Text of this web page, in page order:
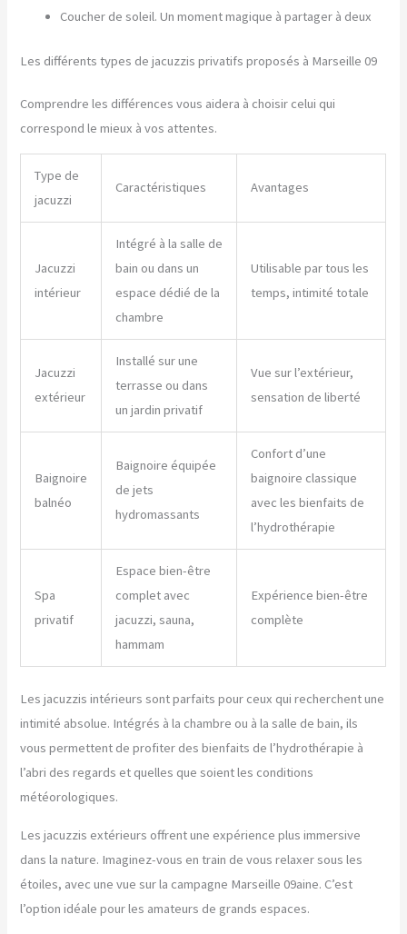
Coucher de soleil. Un moment magique à partager à deux
Les différents types de jacuzzis privatifs proposés à Marseille 09
Comprendre les différences vous aidera à choisir celui qui
correspond le mieux à vos attentes.
Type de
jacuzzi
Caractéristiques Avantages
Jacuzzi
intérieur
Intégré à la salle de
bain ou dans un
espace dédié de la
chambre
Utilisable par tous les
temps, intimité totale
Jacuzzi
extérieur
Installé sur une
terrasse ou dans
un jardin privatif
Vue sur l’extérieur,
sensation de liberté
Baignoire
balnéo
Baignoire équipée
de jets
hydromassants
Confort d’une
baignoire classique
avec les bienfaits de
l’hydrothérapie
Spa
privatif
Espace bien-être
complet avec
jacuzzi, sauna,
hammam
Expérience bien-être
complète
Les jacuzzis intérieurs sont parfaits pour ceux qui recherchent une
intimité absolue. Intégrés à la chambre ou à la salle de bain, ils
vous permettent de profiter des bienfaits de l’hydrothérapie à
l’abri des regards et quelles que soient les conditions
météorologiques.
Les jacuzzis extérieurs offrent une expérience plus immersive
dans la nature. Imaginez-vous en train de vous relaxer sous les
étoiles, avec une vue sur la campagne Marseille 09aine. C’est
l’option idéale pour les amateurs de grands espaces.